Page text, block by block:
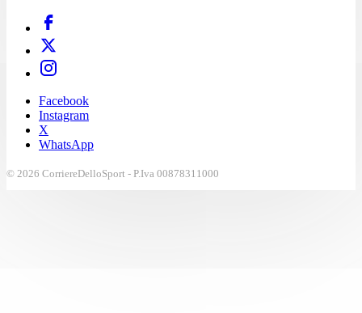
Facebook
Instagram
X
WhatsApp
© 2026 CorriereDelloSport - P.Iva 00878311000